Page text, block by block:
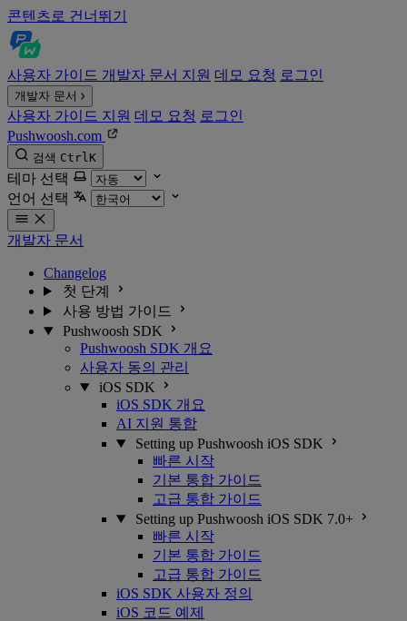
콘텐츠로 건너뛰기
사용자 가이드 개발자 문서 지원 데모 요청 로그인
개발자 문서
사용자 가이드 지원 데모 요청 로그인
Pushwoosh.com
검색 CtrlK
테마 선택
언어 선택
개발자 문서
Changelog
첫 단계
사용 방법 가이드
Pushwoosh SDK
Pushwoosh SDK 개요
사용자 동의 관리
iOS SDK
iOS SDK 개요
AI 지원 통합
Setting up Pushwoosh iOS SDK
빠른 시작
기본 통합 가이드
고급 통합 가이드
Setting up Pushwoosh iOS SDK 7.0+
빠른 시작
기본 통합 가이드
고급 통합 가이드
iOS SDK 사용자 정의
iOS 코드 예제